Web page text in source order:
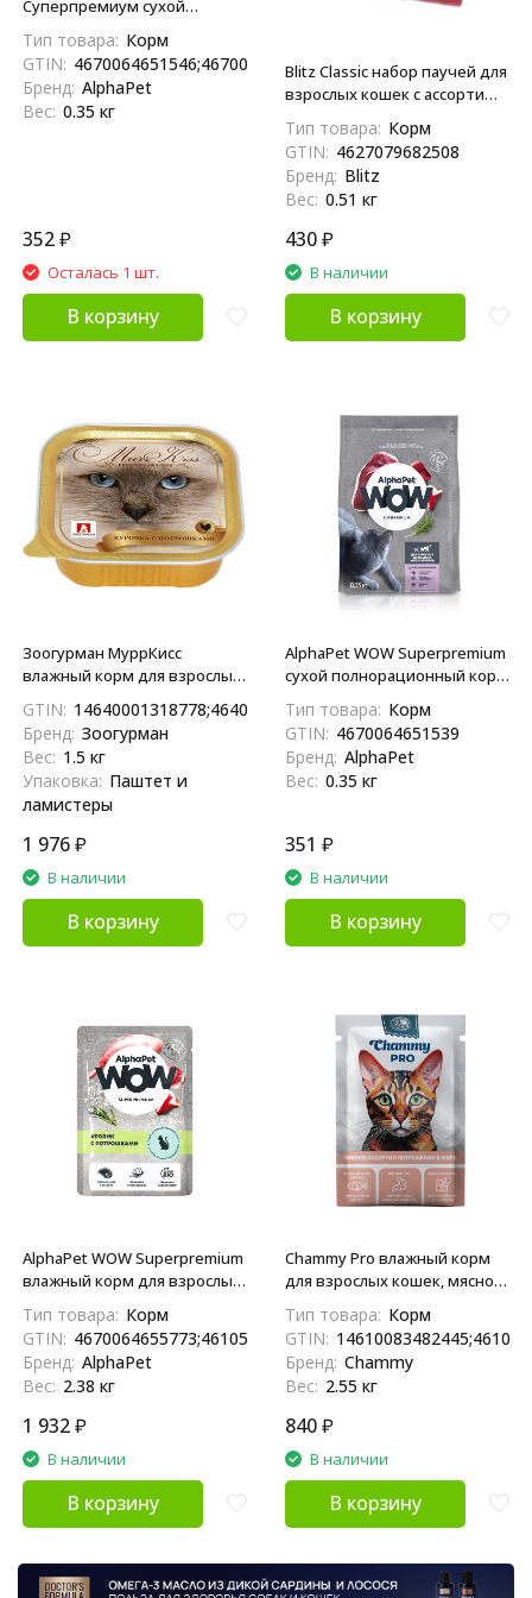
Суперпремиум сухой
взрослых стерилизованных
кошек и котов с индейкой и
потрошками - 350 г
Тип товара: Корм
GTIN: 4670064651546;4670064659597
Бренд: AlphaPet
Вес: 0.35 кг
352₽
Осталась 1 шт.
В корзину
Blitz Classic набор паучей для
взрослых кошек с ассорти
соусе и желе - 85 г х 5+1 шт
Тип товара: Корм
GTIN: 4627079682508
Бренд: Blitz
Вес: 0.51 кг
430₽
В наличии
В корзину
Зоогурман МуррКисс
влажный корм для взрослых
потрошками - 100 г x 15 шт
GTIN: 14640001318778;4640001318771
Бренд: Зоогурман
Вес: 1.5 кг
Упаковка: Паштет и
ламистеры
1 976₽
В наличии
В корзину
AlphaPet WOW Superpremium
сухой полнорационный корм
кошек и котов с уткой и
потрошками - 350 г
Тип товара: Корм
GTIN: 4670064651539
Бренд: AlphaPet
Вес: 0.35 кг
351 ₽
В наличии
В корзину
AlphaPet WOW Superpremium
влажный корм для взрослых
пищеварением с кроликом и
потрошками, нежные
ломтики в соусе, в паучах -
85 г х 28 шт
Тип товара: Корм
GTIN:
Бренд: AlphaPet
Вес: 2.38 кг
1 932₽
В наличии
В корзину
Chammy Pro влажный корм
для взрослых кошек, мясное
желе, в паучах - 85 г х 30 шт
Тип товара: Корм
GTIN:
Бренд: Chammy
Вес: 2.55 кг
840₽
В наличии
В корзину